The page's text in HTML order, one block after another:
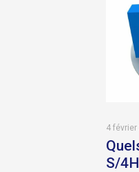
4 février
S/